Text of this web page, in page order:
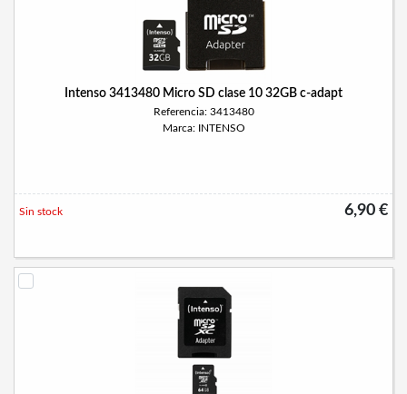
Intenso 3413480 Micro SD clase 10 32GB c-adapt
Referencia: 3413480
Marca: INTENSO
6,90 €
Sin stock